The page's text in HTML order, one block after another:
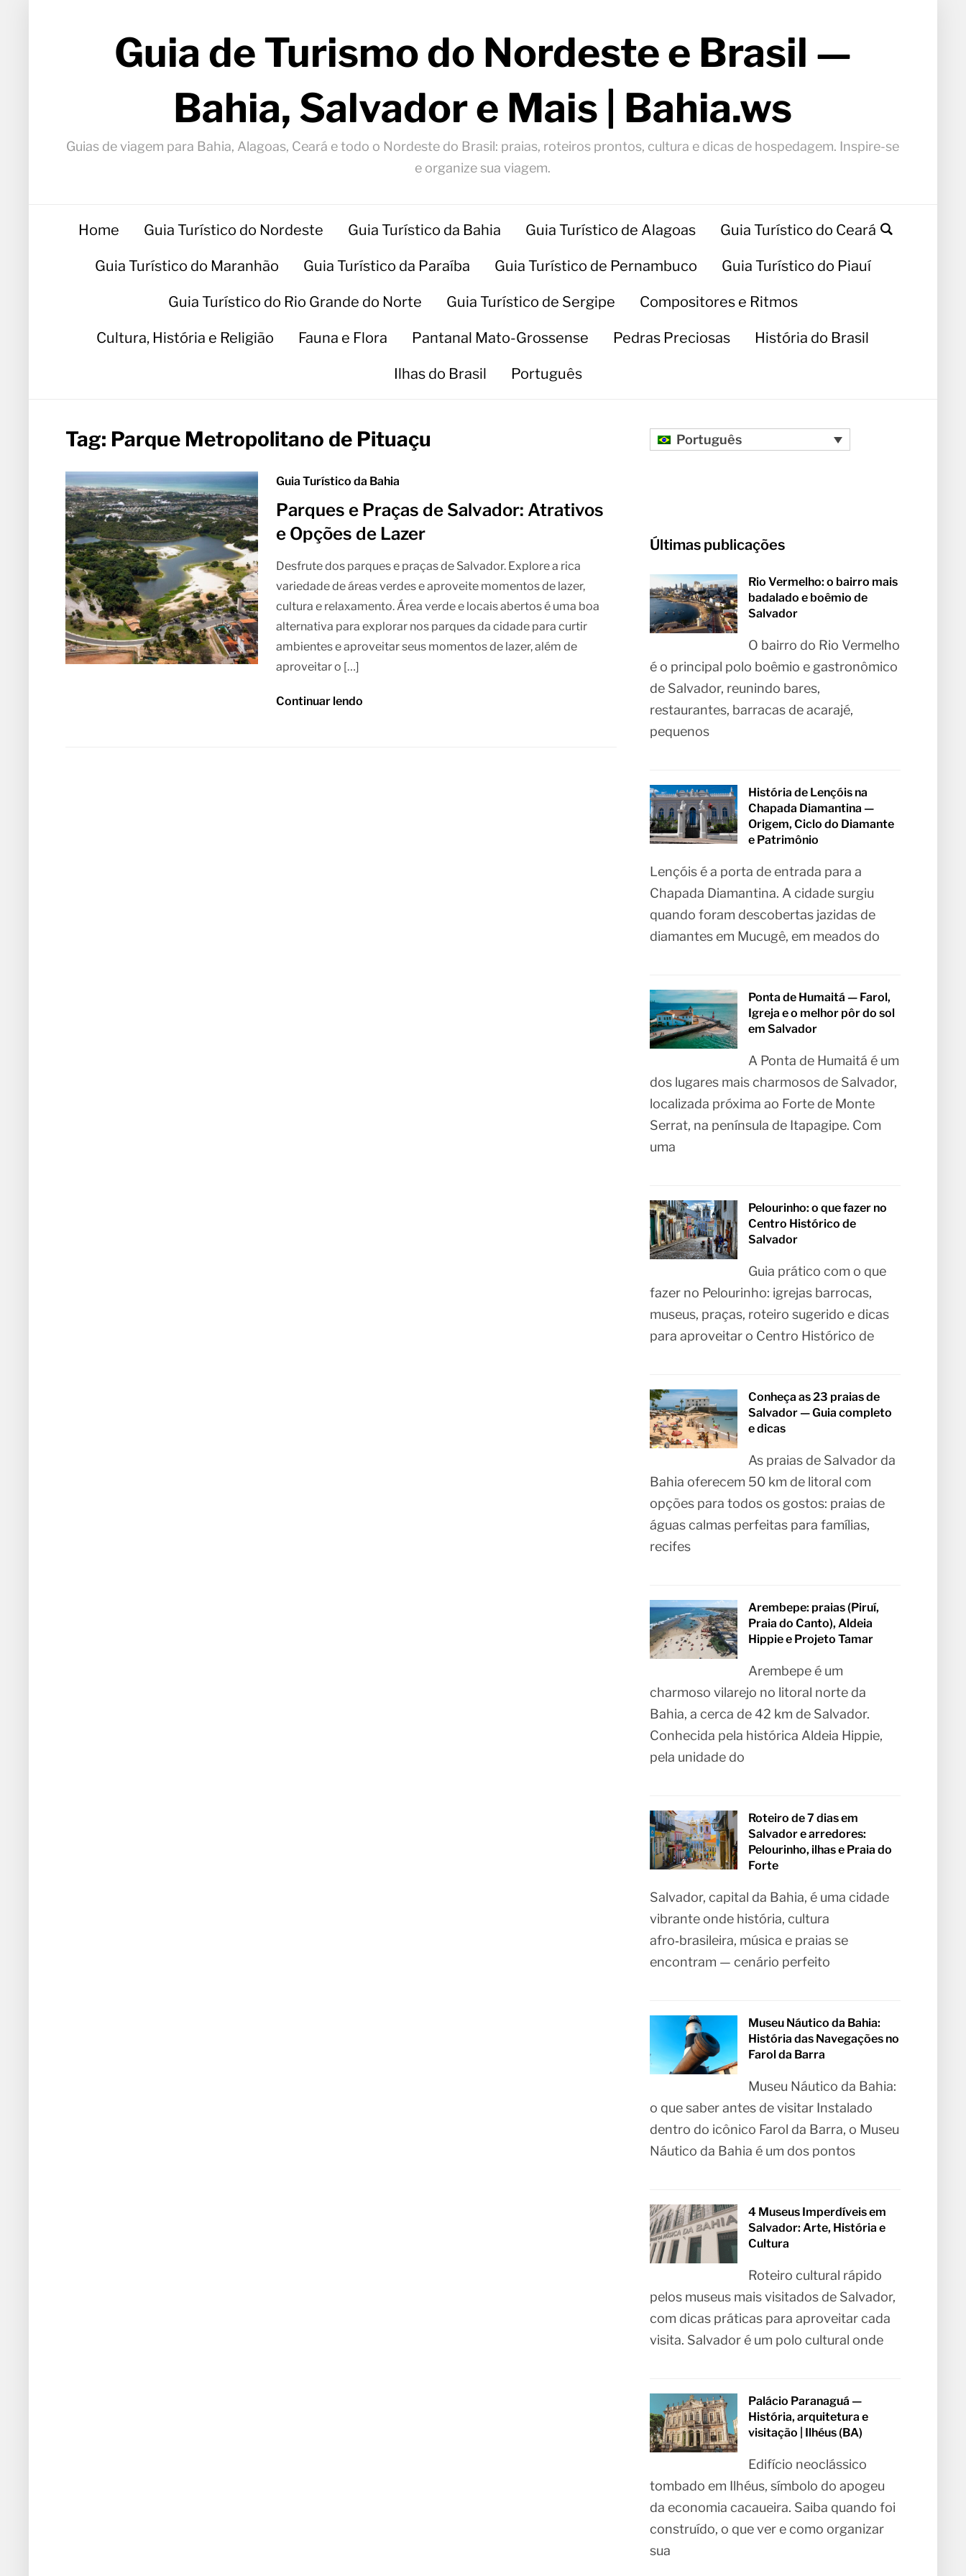
Guia de Turismo do Nordeste e Brasil —
Bahia, Salvador e Mais | Bahia.ws
Guias de viagem para Bahia, Alagoas, Ceará e todo o Nordeste do Brasil: praias, roteiros prontos, cultura e dicas de hospedagem. Inspire-se
e organize sua viagem.
Home Guia Turístico do Nordeste Guia Turístico da Bahia Guia Turístico de Alagoas Guia Turístico do Ceará
Guia Turístico do Maranhão Guia Turístico da Paraíba Guia Turístico de Pernambuco Guia Turístico do Piauí
Guia Turístico do Rio Grande do Norte Guia Turístico de Sergipe Compositores e Ritmos
Cultura, História e Religião Fauna e Flora Pantanal Mato-Grossense Pedras Preciosas História do Brasil
Ilhas do Brasil Português
Tag: Parque Metropolitano de Pituaçu
Guia Turístico da Bahia
Parques e Praças de Salvador: Atrativos
e Opções de Lazer
Desfrute dos parques e praças de Salvador. Explore a rica
variedade de áreas verdes e aproveite momentos de lazer,
cultura e relaxamento. Área verde e locais abertos é uma boa
alternativa para explorar nos parques da cidade para curtir
ambientes e aproveitar seus momentos de lazer, além de
aproveitar o […]
Continuar lendo
Português
Últimas publicações
Rio Vermelho: o bairro mais
badalado e boêmio de
Salvador
O bairro do Rio Vermelho
é o principal polo boêmio e gastronômico
de Salvador, reunindo bares,
restaurantes, barracas de acarajé,
pequenos
História de Lençóis na
Chapada Diamantina —
Origem, Ciclo do Diamante
e Patrimônio
Lençóis é a porta de entrada para a
Chapada Diamantina. A cidade surgiu
quando foram descobertas jazidas de
diamantes em Mucugê, em meados do
Ponta de Humaitá — Farol,
Igreja e o melhor pôr do sol
em Salvador
A Ponta de Humaitá é um
dos lugares mais charmosos de Salvador,
localizada próxima ao Forte de Monte
Serrat, na península de Itapagipe. Com
uma
Pelourinho: o que fazer no
Centro Histórico de
Salvador
Guia prático com o que
fazer no Pelourinho: igrejas barrocas,
museus, praças, roteiro sugerido e dicas
para aproveitar o Centro Histórico de
Conheça as 23 praias de
Salvador — Guia completo
e dicas
As praias de Salvador da
Bahia oferecem 50 km de litoral com
opções para todos os gostos: praias de
águas calmas perfeitas para famílias,
recifes
Arembepe: praias (Piruí,
Praia do Canto), Aldeia
Hippie e Projeto Tamar
Arembepe é um
charmoso vilarejo no litoral norte da
Bahia, a cerca de 42 km de Salvador.
Conhecida pela histórica Aldeia Hippie,
pela unidade do
Roteiro de 7 dias em
Salvador e arredores:
Pelourinho, ilhas e Praia do
Forte
Salvador, capital da Bahia, é uma cidade
vibrante onde história, cultura
afro‑brasileira, música e praias se
encontram — cenário perfeito
Museu Náutico da Bahia:
História das Navegações no
Farol da Barra
Museu Náutico da Bahia:
o que saber antes de visitar Instalado
dentro do icônico Farol da Barra, o Museu
Náutico da Bahia é um dos pontos
4 Museus Imperdíveis em
Salvador: Arte, História e
Cultura
Roteiro cultural rápido
pelos museus mais visitados de Salvador,
com dicas práticas para aproveitar cada
visita. Salvador é um polo cultural onde
Palácio Paranaguá —
História, arquitetura e
visitação | Ilhéus (BA)
Edifício neoclássico
tombado em Ilhéus, símbolo do apogeu
da economia cacaueira. Saiba quando foi
construído, o que ver e como organizar
sua